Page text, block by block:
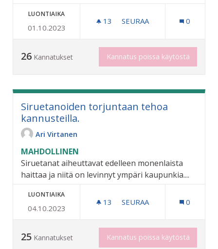
LUONTIAIKA
01.10.2023
13 13 SEURAAJAA
SEURAA 0
26 Kannatukset Kannatus poissa käytöstä
Siruetanoiden torjuntaan tehoa
kannusteilla.
Ari Virtanen
MAHDOLLINEN
Siruetanat aiheuttavat edelleen monenlaista
haittaa ja niitä on levinnyt ympäri kaupunkia....
LUONTIAIKA
04.10.2023
13 13 SEURAAJAA
SEURAA 0
25 Kannatukset Kannatus poissa käytöstä